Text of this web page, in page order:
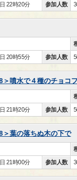
22時20分 参加人数
20時55分 参加人数
噴水で４種のチョコ
21時20分 参加人数
＞葉の落ちぬ木の下で
21時00分 参加人数